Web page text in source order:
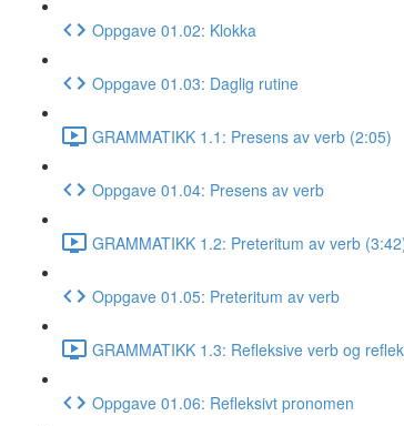
Oppgave 01.02: Klokka
Oppgave 01.03: Daglig rutine
GRAMMATIKK 1.1: Presens av verb (2:05)
Oppgave 01.04: Presens av verb
GRAMMATIKK 1.2: Preteritum av verb
Oppgave 01.05: Preteritum av verb
GRAMMATIKK 1.3: Refleksive verb og
Oppgave 01.06: Refleksivt pronomen